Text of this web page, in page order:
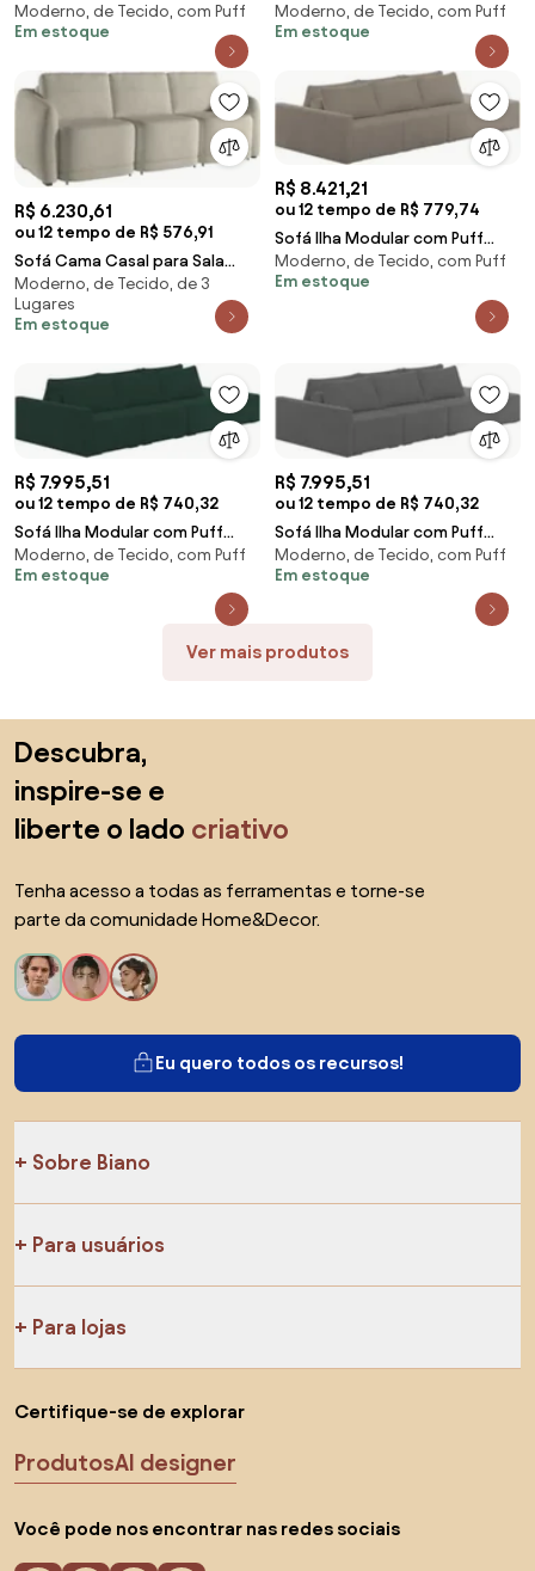
para Sala Living 232cm Georgia
Z08 Veludo P
Moderno, de Tecido, com Puff
Em estoque
para Sala Living 232cm Georgia
Z08 Veludo V
Moderno, de Tecido, com Puff
Em estoque
R$ 6.230,61
ou 12 tempo de R$ 576,91
Sofá Cama Casal para Sala
246cm Polska Z08 Boucle Bege
- Mpozenato
Moderno, de Tecido, de 3
Lugares
Em estoque
R$ 8.421,21
ou 12 tempo de R$ 779,74
Sofá Ilha Modular com Puff
para Sala Living 312cm Georgia
Z08 Boucle B
Moderno, de Tecido, com Puff
Em estoque
R$ 7.995,51
ou 12 tempo de R$ 740,32
Sofá Ilha Modular com Puff
para Sala Living 312cm Georgia
Z08 Veludo V
Moderno, de Tecido, com Puff
Em estoque
R$ 7.995,51
ou 12 tempo de R$ 740,32
Sofá Ilha Modular com Puff
para Sala Living 312cm Georgia
Z08 Veludo C
Moderno, de Tecido, com Puff
Em estoque
Ver mais produtos
Descubra,
inspire-se e
liberte o lado criativo
Tenha acesso a todas as ferramentas e torne-se
parte da comunidade Home&Decor.
Eu quero todos os recursos!
Sobre Biano
Para usuários
Para lojas
Certifique-se de explorar
ProdutosAI designer
Você pode nos encontrar nas redes sociais